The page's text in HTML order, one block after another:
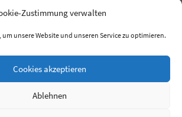
Zustimmung verwalten
unsere Website und unseren Service zu optimieren.
Cookies akzeptieren
Ablehnen
Jena